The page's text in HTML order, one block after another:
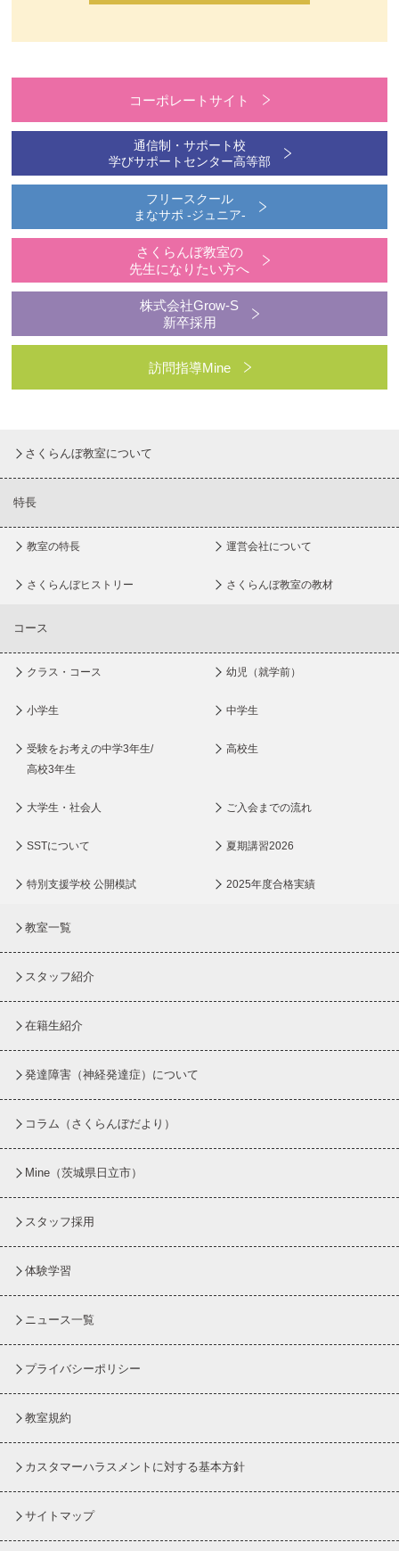
コーポレートサイト
通信制・サポート校
学びサポートセンター高等部
フリースクール
まなサポ -ジュニア-
さくらんぼ教室の
先生になりたい方へ
株式会社Grow-S
新卒採用
訪問指導Mine
さくらんぼ教室について
特長
教室の特長 運営会社について
さくらんぼヒストリー さくらんぼ教室の教材
コース
クラス・コース 幼児（就学前）
小学生 中学生
受験をお考えの中学3年生/
高校3年生
高校生
大学生・社会人 ご入会までの流れ
SSTについて 夏期講習2026
特別支援学校 公開模試 2025年度合格実績
教室一覧
スタッフ紹介
在籍生紹介
発達障害（神経発達症）について
コラム （さくらんぼだより）
Mine（茨城県日立市）
スタッフ採用
体験学習
ニュース一覧
プライバシーポリシー
教室規約
カスタマーハラスメントに対する基本方針
サイトマップ